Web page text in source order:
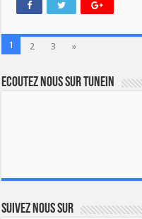
1 2 3 »
Ecoutez nous sur TuneIn
Suivez nous sur